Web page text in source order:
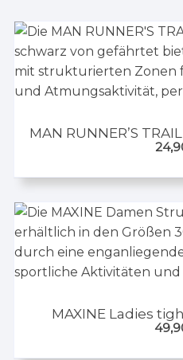
MAN RUNNER’S
MAXINE Ladies